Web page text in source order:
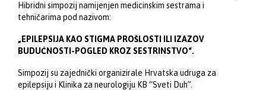
Hibridni simpozij namijenjen medicinskim sestrama i
tehničarima pod nazivom:
„EPILEPSIJA KAO STIGMA PROŠLOSTI ILI IZAZOV
BUDUĆNOSTI-POGLED KROZ SESTRINSTVO“.
Simpozij su zajednički organizirale Hrvatska udruga za
epilepsiju i Klinika za neurologiju KB “Sveti Duh”.